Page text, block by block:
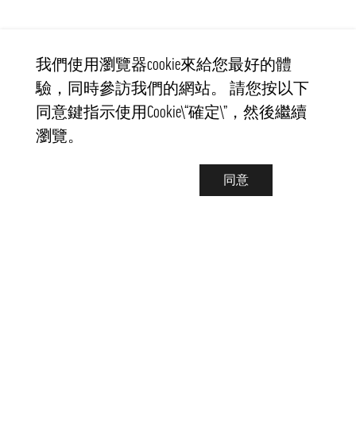
我們使用瀏覽器cookie來給您最好的體
驗，同時參訪我們的網站。 請您按以下
同意鍵指示使用Cookie\“確定\”，然後繼續
瀏覽。
同意